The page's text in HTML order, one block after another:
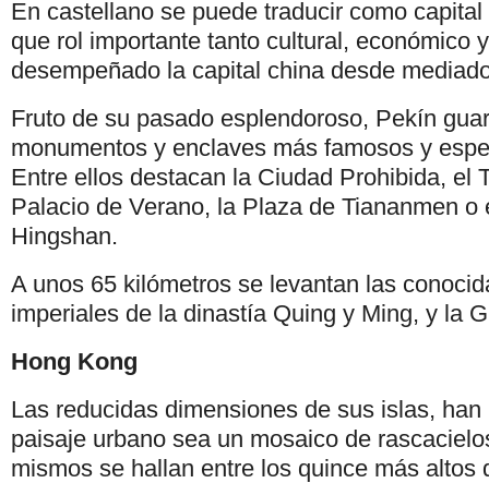
En castellano se puede traducir como
que rol importante tanto cultural, económico
desempeñado la capital china desde
Fruto de su pasado esplendoroso, Pekín
monumentos y enclaves más famosos y
Entre ellos destacan la Ciudad Prohibida, el
Palacio de Verano, la Plaza de Tiananmen o
Hingshan.
A unos 65 kilómetros se levantan las
imperiales de la dinastía Quing y Ming, y la
Hong Kong
Las reducidas dimensiones de sus islas,
paisaje urbano sea un mosaico de
mismos se hallan entre los quince más altos